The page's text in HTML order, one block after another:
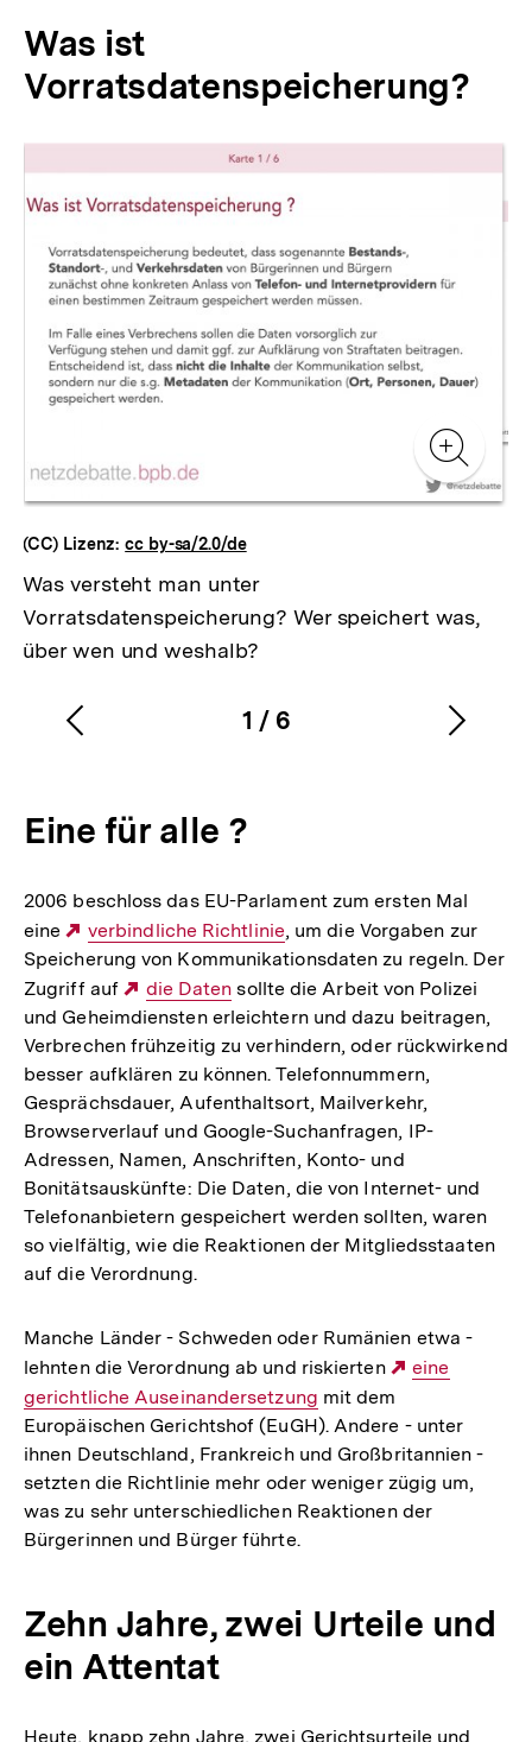
Was ist
Vorratsdatenspeicherung?
überspringen
Zur
Galerieansicht
(CC) Lizenz:cc by-sa/2.0/de
Was versteht man unter
Vorratsdatenspeicherung? Wer speichert was,
über wen und weshalb?
Karussellinhalt
1
von
/ 6
Vorherigen
Eine für alle ?
2006 beschloss das EU-Parlament zum ersten Mal
eine
Externer
Link:
verbindliche Richtlinie, um die Vorgaben zur
Speicherung von Kommunikationsdaten zu regeln. Der
Zugriff auf
Externer
Link:
die Daten sollte die Arbeit von Polizei
und Geheimdiensten erleichtern und dazu beitragen,
Verbrechen frühzeitig zu verhindern, oder rückwirkend
besser aufklären zu können. Telefonnummern,
Gesprächsdauer, Aufenthaltsort, Mailverkehr,
Browserverlauf und Google-Suchanfragen, IP-
Adressen, Namen, Anschriften, Konto- und
Bonitätsauskünfte: Die Daten, die von Internet- und
Telefonanbietern gespeichert werden sollten, waren
so vielfältig, wie die Reaktionen der Mitgliedsstaaten
auf die Verordnung.
Manche Länder - Schweden oder Rumänien etwa -
lehnten die Verordnung ab und riskierten
Externer
eine
gerichtliche Auseinandersetzung mit dem
Europäischen Gerichtshof (EuGH). Andere - unter
ihnen Deutschland, Frankreich und Großbritannien -
setzten die Richtlinie mehr oder weniger zügig um,
was zu sehr unterschiedlichen Reaktionen der
Bürgerinnen und Bürger führte.
Zehn Jahre, zwei Urteile und
ein Attentat
Heute, knapp zehn Jahre, zwei Gerichtsurteile und